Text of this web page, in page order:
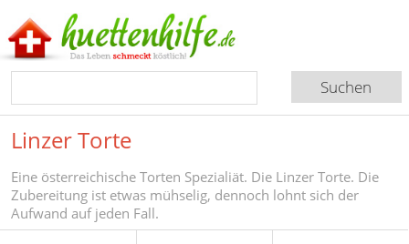
Linzer Torte
Eine österreichische Torten Spezialiät. Die Linzer Torte. Die
Zubereitung ist etwas mühselig, dennoch lohnt sich der
Aufwand auf jeden Fall.